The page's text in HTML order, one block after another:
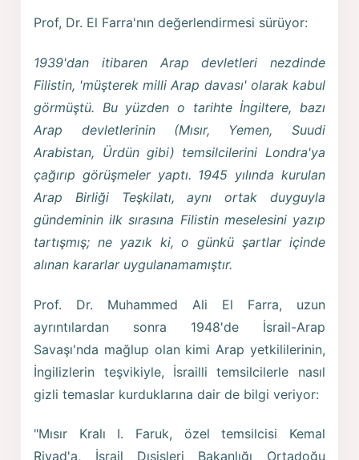
Prof, Dr. El Farra'nın değerlendirmesi sürüyor:
1939'dan itibaren Arap devletleri nezdinde
Filistin, 'müşterek milli Arap davası' olarak kabul
görmüştü. Bu yüzden o tarihte İngiltere, bazı
Arap devletlerinin (Mısır, Yemen, Suudi
Arabistan, Ürdün gibi) temsilcilerini Londra'ya
çağırıp görüşmeler yaptı. 1945 yılında kurulan
Arap Birliği Teşkilatı, aynı ortak duyguyla
gündeminin ilk sırasına Filistin meselesini yazıp
tartışmış; ne yazık ki, o günkü şartlar içinde
alınan kararlar uygulanamamıştır.
Prof. Dr. Muhammed Ali El Farra, uzun
ayrıntılardan sonra 1948'de İsrail-Arap
Savaşı'nda mağlup olan kimi Arap yetkililerinin,
İngilizlerin teşvikiyle, İsrailli temsilcilerle nasıl
gizli temaslar kurduklarına dair de bilgi veriyor:
"Mısır Kralı I. Faruk, özel temsilcisi Kemal
Riyad'a, İsrail Dışişleri Bakanlığı Ortadoğu